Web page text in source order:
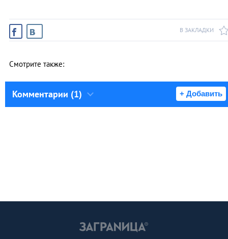
В ЗАКЛАДКИ
Смотрите также:
Комментарии (1) + Добавить